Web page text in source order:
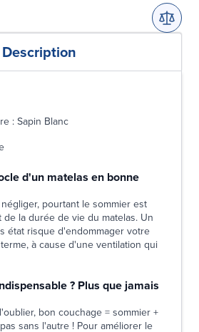
Description
: Sapin Blanc
d'un matelas en bonne
pourtant le sommier est
la durée de vie du matelas. Un
état risque d'endommager votre
à cause d'une ventilation qui
? Plus que jamais
bon couchage = sommier +
sans l'autre ! Pour améliorer le